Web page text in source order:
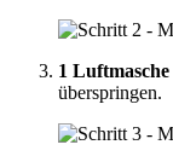
1 Luftmasche
überspringen.